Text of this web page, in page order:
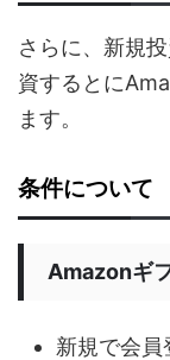
さらに、新規
資するとに
ます。
条件について
Amazonギ
新規で会員